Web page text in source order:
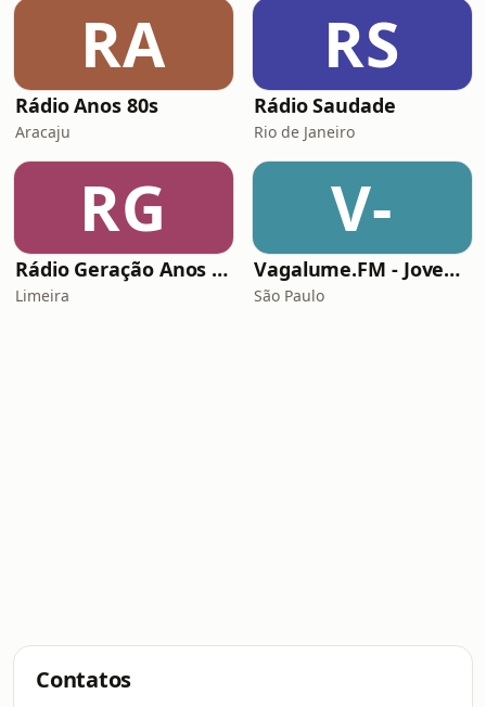
RA
Rádio Anos 80s
Aracaju
RS
Rádio Saudade
Rio de Janeiro
RG
Rádio Geração Anos 80s Flashback
Limeira
V-
Vagalume.FM - Jovem Guarda
São Paulo
Contatos